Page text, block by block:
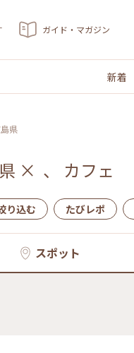
ガイド・マガジン
新着
県
× 、 カフェ
り込む たびレポ
スポット